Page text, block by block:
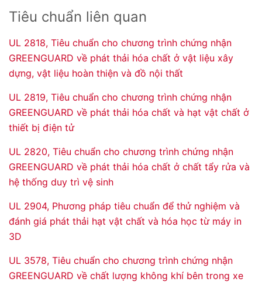
Tiêu chuẩn liên quan
UL 2818, Tiêu chuẩn cho chương trình chứng nhận
GREENGUARD về phát thải hóa chất ở vật liệu xây
dựng, vật liệu hoàn thiện và đồ nội thất
UL 2819, Tiêu chuẩn cho chương trình chứng nhận
GREENGUARD về phát thải hóa chất và hạt vật chất ở
thiết bị điện tử
UL 2820, Tiêu chuẩn cho chương trình chứng nhận
GREENGUARD về phát thải hóa chất ở chất tẩy rửa và
hệ thống duy trì vệ sinh
UL 2904, Phương pháp tiêu chuẩn để thử nghiệm và
đánh giá phát thải hạt vật chất và hóa học từ máy in
3D
UL 3578, Tiêu chuẩn cho chương trình chứng nhận
GREENGUARD về chất lượng không khí bên trong xe